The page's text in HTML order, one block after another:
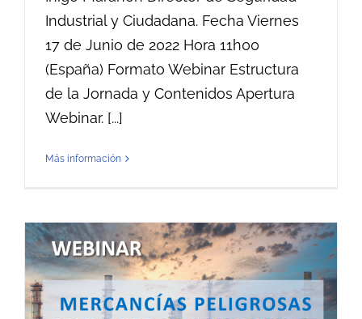
Industrial y Ciudadana. Fecha Viernes
17 de Junio de 2022 Hora 11h00
(España) Formato Webinar Estructura
de la Jornada y Contenidos Apertura
Webinar. [...]
Más información